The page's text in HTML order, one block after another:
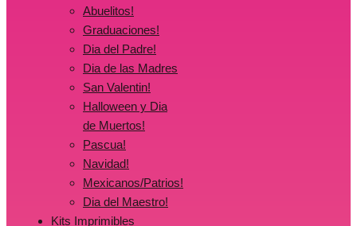
Abuelitos!
Graduaciones!
Dia del Padre!
Dia de las Madres
San Valentin!
Halloween y Dia
de Muertos!
Pascua!
Navidad!
Mexicanos/Patrios!
Dia del Maestro!
Kits Imprimibles